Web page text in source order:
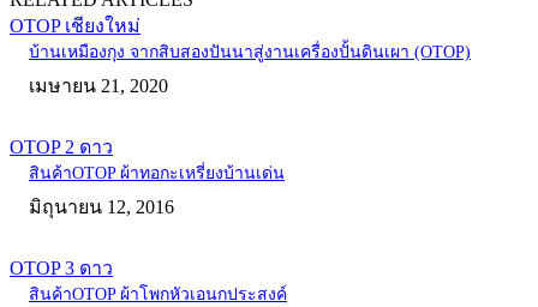
OTOP เชียงใหม่
บ้านเหมืองกุง จากสิบสองปันนาสู่งานเครื่องปั้นดินเผา (OTOP)
เมษายน 21, 2020
OTOP 2 ดาว
สินค้าOTOP ผ้าทอกะเหรี่ยงบ้านเด่น
มิถุนายน 12, 2016
OTOP 3 ดาว
สินค้าOTOP ผ้าโพกหัวเอนกประสงค์